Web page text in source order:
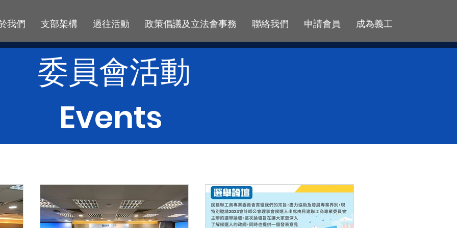
我們 支部架構 過往活動 政策倡議及立法會事務 聯絡我們 申請會員 成為義工
委員會活動
Events